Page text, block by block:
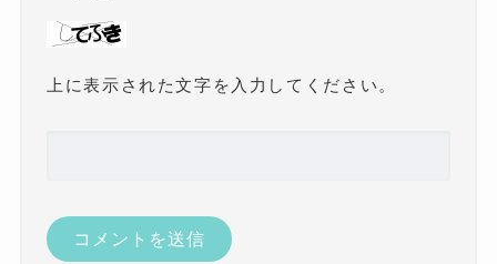
上に表示された文字を入力してください。